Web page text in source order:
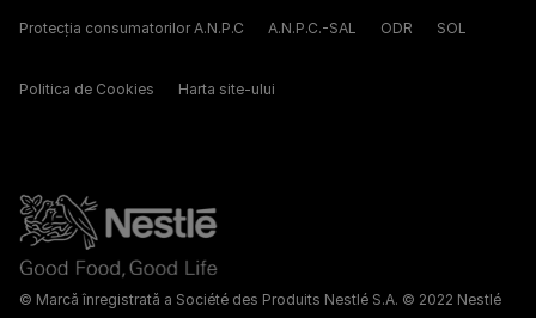
© Marcă înregistrată a Société des Produits Nestlé S.A. © 2022 Nestlé
Protecția consumatorilor A.N.P.C A.N.P.C.-SAL ODR SOL
Politica de Cookies Harta site-ului